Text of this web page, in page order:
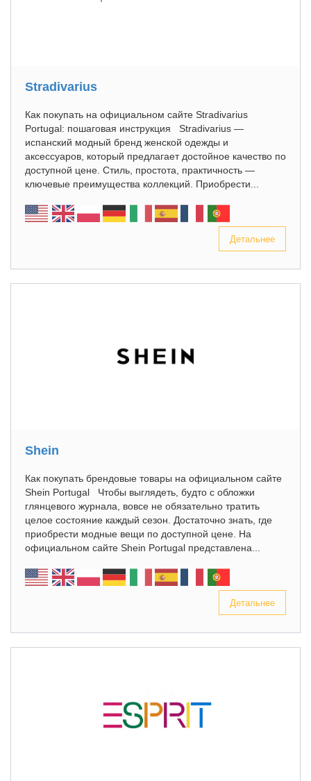
Stradivarius
Как покупать на официальном сайте Stradivarius
Portugal: пошаговая инструкция Stradivarius —
испанский модный бренд женской одежды и
аксессуаров, который предлагает достойное качество по
доступной цене. Стиль, простота, практичность —
ключевые преимущества коллекций. Приобрести...
Детальнее
Shein
Как покупать брендовые товары на официальном сайте
Shein Portugal Чтобы выглядеть, будто с обложки
глянцевого журнала, вовсе не обязательно тратить
целое состояние каждый сезон. Достаточно знать, где
приобрести модные вещи по доступной цене. На
официальном сайте Shein Portugal представлена...
Детальнее